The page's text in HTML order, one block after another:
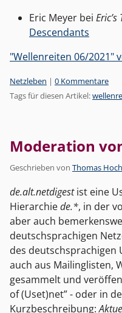
Eric Meyer bei
Descendants
"Wellenreiten 06/2021"
Kategorien:
Netzleben | 0 Kommentare
Tags für diesen Artikel:
Moderation
Geschrieben von Thomas
de.alt.netdigestist eine
Hierarchiede.*, in der
aber auch
deutschsprachigen
des deutschsprachigen
auch aus Mailinglisten,
gesammelt und
of (Uset)net” - oder in
Kurzbeschreibung: